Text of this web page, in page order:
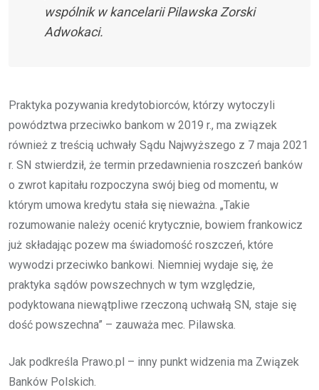
wspólnik w kancelarii Pilawska Zorski
Adwokaci.
Praktyka pozywania kredytobiorców, którzy wytoczyli
powództwa przeciwko bankom w 2019 r., ma związek
również z treścią uchwały Sądu Najwyższego z 7 maja 2021
r. SN stwierdził, że termin przedawnienia roszczeń banków
o zwrot kapitału rozpoczyna swój bieg od momentu, w
którym umowa kredytu stała się nieważna. „Takie
rozumowanie należy ocenić krytycznie, bowiem frankowicz
już składając pozew ma świadomość roszczeń, które
wywodzi przeciwko bankowi. Niemniej wydaje się, że
praktyka sądów powszechnych w tym względzie,
podyktowana niewątpliwe rzeczoną uchwałą SN, staje się
dość powszechna” – zauważa mec. Pilawska.
Jak podkreśla Prawo.pl – inny punkt widzenia ma Związek
Banków Polskich.